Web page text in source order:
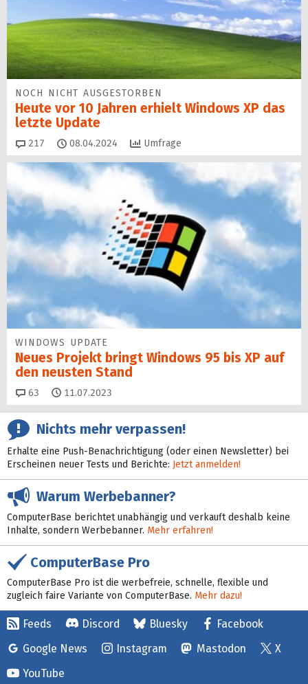
NOCH NICHT AUSGESTORBEN
Heute vor 10 Jahren erhielt Windows XP das
letzte Update
217 Kommentare
08.04.2024 Umfrage
WINDOWS UPDATE
Neues Projekt bringt Windows 95 bis XP auf
den neusten Stand
63 Kommentare
11.07.2023
Nichts mehr verpassen!
Erhalte eine Push-Benachrichtigung (oder einen Newsletter) bei
Erscheinen neuer Tests und Berichte: Jetzt anmelden!
Warum Werbebanner?
ComputerBase berichtet unabhängig und verkauft deshalb keine
Inhalte, sondern Werbebanner. Mehr erfahren!
ComputerBase Pro
ComputerBase Pro ist die werbefreie, schnelle, flexible und
zugleich faire Variante von ComputerBase. Mehr dazu!
Feeds Discord Bluesky
Facebook
Google News
Instagram Mastodon
X
YouTube